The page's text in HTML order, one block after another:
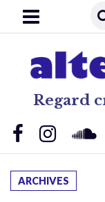
Regard
ARCHIVES